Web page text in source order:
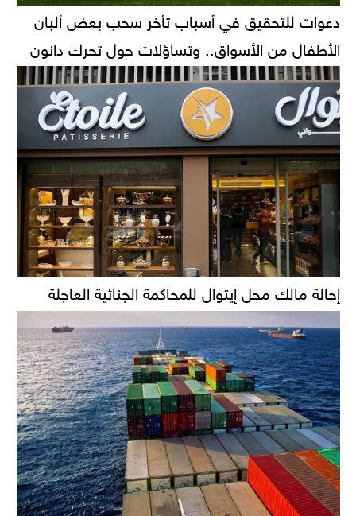
دعوات للتحقيق في أسباب تأخر سحب بعض ألبان
الأطفال من الأسواق.. وتساؤلات حول تحرك دانون
إحالة مالك محل إيتوال للمحاكمة الجنائية العاجلة